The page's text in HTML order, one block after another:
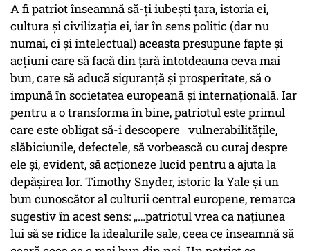
A fi patriot înseamnă să-ți iubești țara, istoria ei,
cultura și civilizația ei, iar în sens politic (dar nu
numai, ci și intelectual) aceasta presupune fapte și
acțiuni care să facă din țară întotdeauna ceva mai
bun, care să aducă siguranță și prosperitate, să o
impună în societatea europeană și internațională. Iar
pentru a o transforma în bine, patriotul este primul
care este obligat să-i descopere vulnerabilitățile,
slăbiciunile, defectele, să vorbească cu curaj despre
ele și, evident, să acționeze lucid pentru a ajuta la
depășirea lor. Timothy Snyder, istoric la Yale și un
bun cunoscător al culturii central europene, remarca
sugestiv în acest sens: „…patriotul vrea ca națiunea
lui să se ridice la idealurile sale, ceea ce înseamnă să